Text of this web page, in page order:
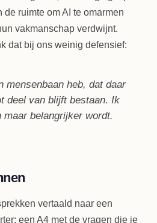
ruimte om AI te omarmen
vakmanschap verdwijnt.
dat bij ons weinig defensief:
mensenbaan heb, dat daar
deel van blijft bestaan. Ik
maar belangrijker wordt.
vertaald naar een
een A4 met de vragen die je